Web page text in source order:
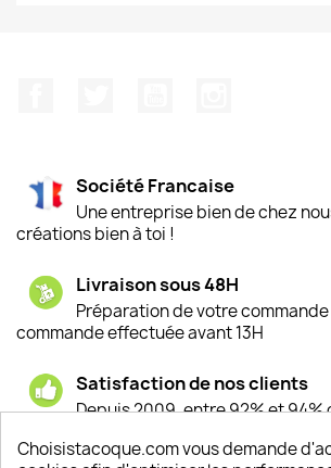
Société Francaise
Une entreprise bien de chez
créations bien à toi !
Livraison sous 48H
Préparation de votre commande
commande effectuée avant 13H
Satisfaction de nos clients
Depuis 2009, entre 92% et 94%
Choisistacoque.com vous demande